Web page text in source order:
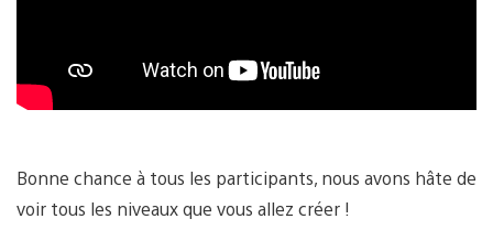
Bonne chance à tous les participants, nous avons hâte de
voir tous les niveaux que vous allez créer !